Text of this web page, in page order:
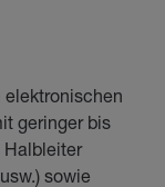
geringer bis
Halbleiter
sowie